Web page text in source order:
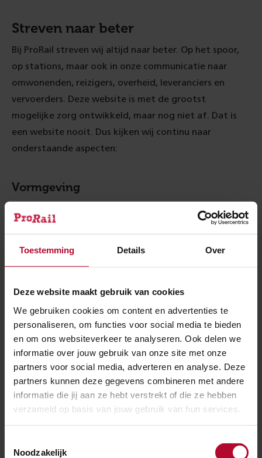
Toestemming Details Over
Deze website maakt gebruik van cookies
We gebruiken cookies om content en advertenties te
personaliseren, om functies voor social media te bieden
en om ons websiteverkeer te analyseren. Ook delen we
informatie over jouw gebruik van onze site met onze
partners voor social media, adverteren en analyse. Deze
partners kunnen deze gegevens combineren met andere
informatie die jij aan ze hebt verstrekt of die ze hebben
verzameld op basis van jouw gebruik van hun services.
Noodzakelijk
Streven naar beter
Bij ProRail streven wij altijd naar beter. Op het spoor,
op stations, maar ook in onze communicatie naar
omwonenden, reizigers, overheid, leveranciers en
vervoerders. Deze website is met de grootst
mogelijke zorg ontwikkeld, maar nog niet af. Dat is
een website nooit. Dus kijken wij continu naar
onderstaande aspecten:
Vormgeving
recente standaarden op het gebied van
ontwikkelen van nieuwe functionaliteit of het
mee houden.
Taal
ProRail wil begrijpelijk communiceren. Veel informatie
op deze website is overgenomen van de vorige
website en bevat waarschijnlijk nog moeilijke termen
en vakjargon. Dit wordt niet met terugwerkende
kracht aangepast. Nieuwe informatie zal wél